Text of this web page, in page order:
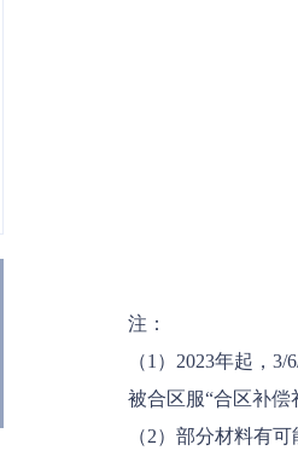
注：
（1）2023年起，
被合区服“合区补偿
（2）部分材料有